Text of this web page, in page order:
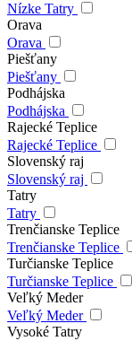
Nízke Tatry
Orava
Orava
Piešťany
Piešťany
Podhájska
Podhájska
Rajecké Teplice
Rajecké Teplice
Slovenský raj
Slovenský raj
Tatry
Tatry
Trenčianske Teplice
Trenčianske Teplice
Turčianske Teplice
Turčianske Teplice
Veľký Meder
Veľký Meder
Vysoké Tatry